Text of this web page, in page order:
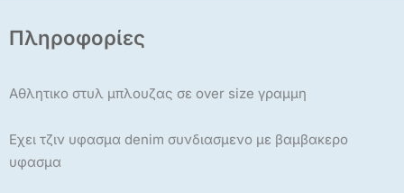
Πληροφορίες
Αθλητικο στυλ μπλουζας σε over size γραμμη
Εχει τζιν υφασμα denim συνδιασμενο με βαμβακερο
υφασμα